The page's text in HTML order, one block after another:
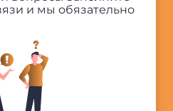
и мы обязательно